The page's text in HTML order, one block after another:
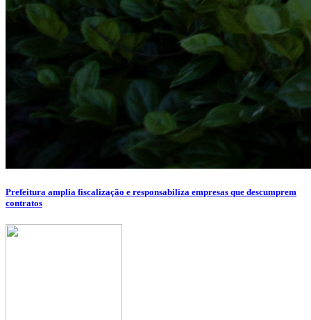
Prefeitura amplia fiscalização e responsabiliza empresas que descumprem
contratos